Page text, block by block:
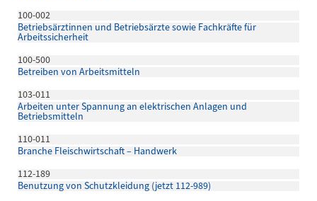
100-002
Betriebsärztinnen und Betriebsärzte sowie Fachkräfte für
Arbeitssicherheit
100-500
Betreiben von Arbeitsmitteln
103-011
Arbeiten unter Spannung an elektrischen Anlagen und
Betriebsmitteln
110-011
Branche Fleischwirtschaft – Handwerk
112-189
Benutzung von Schutzkleidung (jetzt 112-989)